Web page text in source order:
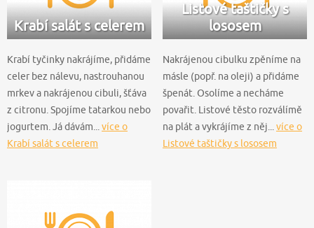
Krabí salát s celerem
Krabí tyčinky nakrájíme, přidáme
celer bez nálevu, nastrouhanou
mrkev a nakrájenou cibuli, šťáva
z citronu. Spojíme tatarkou nebo
jogurtem. Já dávám... více o
Krabí salát s celerem
Listové taštičky s
lososem
Nakrájenou cibulku zpěníme na
másle (popř. na oleji) a přidáme
špenát. Osolíme a necháme
povařit. Listové těsto rozválímě
na plát a vykrájíme z něj... více o
Listové taštičky s lososem